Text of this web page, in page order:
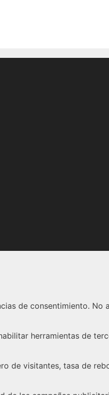
de consentimiento. No
herramientas de
de visitantes, tasa de